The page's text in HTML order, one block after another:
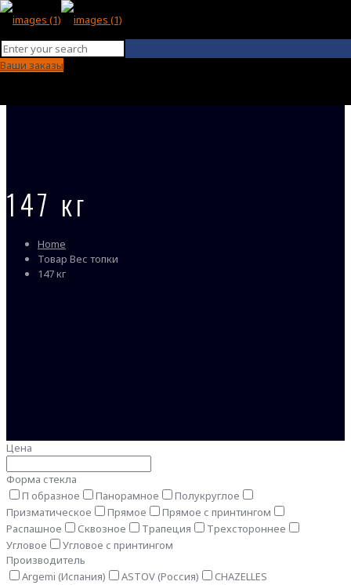
Ваши заказы
147 кг
Home
Товар Вес топки
147 кг
Цена
Форма стекла
П образное
Панорамное
Полукруглое
Призматическое
Прямое
Прямое с принтингом
Распашное
Сквозное Трапеция
Трехстороннее
Угловое
Угловое с принтингом
Производитель
Argemi (Испания)
ASTOV (Россия)
CHAZELLES